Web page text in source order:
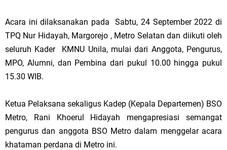
Acara ini dilaksanakan pada Sabtu, 24 September 2022 di
TPQ Nur Hidayah, Margorejo , Metro Selatan dan diikuti oleh
seluruh Kader KMNU Unila, mulai dari Anggota, Pengurus,
MPO, Alumni, dan Pembina dari pukul 10.00 hingga pukul
15.30 WIB.
Ketua Pelaksana sekaligus Kadep (Kepala Departemen) BSO
Metro, Rani Khoerul Hidayah mengapresiasi semangat
pengurus dan anggota BSO Metro dalam menggelar acara
khataman perdana di Metro ini.